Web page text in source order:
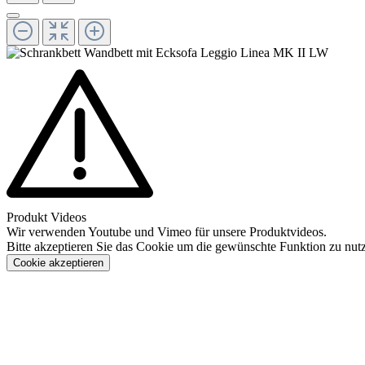
Produkt Videos
Wir verwenden Youtube und Vimeo für unsere Produktvideos.
Bitte akzeptieren Sie das Cookie um die gewünschte Funktion zu
Cookie akzeptieren